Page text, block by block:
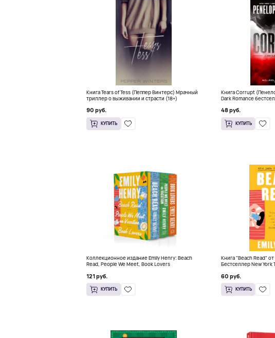
Книга Tears of Tess (Пеппер Винтерс) Мрачный
триллер о выживании и страсти (18+)
90 руб.
КУПИТЬ
Книга Corrupt
Dark Romance
48 руб.
КУПИТЬ
Коллекционное издание Emily Henry: Beach
Read, People We Meet, Book Lovers
121 руб.
КУПИТЬ
Книга "Beach Read"
Бестселлер New York
60 руб.
КУПИТЬ